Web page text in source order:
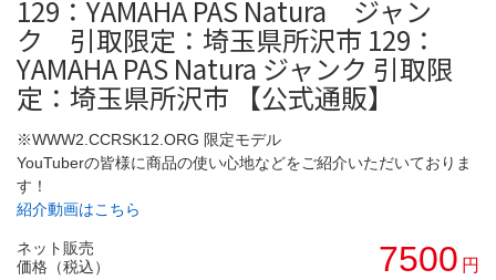
129：YAMAHA PAS Natura ジャン
ク 引取限定：埼玉県所沢市 129：
YAMAHA PAS Natura ジャンク 引取限
定：埼玉県所沢市 【公式通販】
※WWW2.CCRSK12.ORG 限定モデル
YouTuberの皆様に商品の使い心地などをご紹介いただいておりま
す！
紹介動画はこちら
ネット販売
価格（税込）
7500 円